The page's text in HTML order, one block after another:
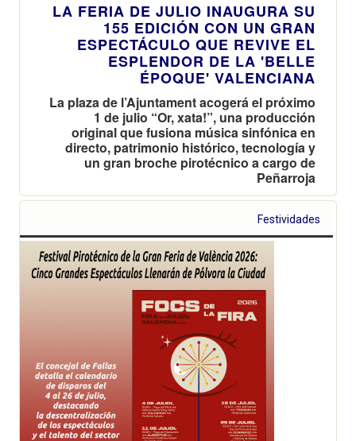
LA FERIA DE JULIO INAUGURA SU
155 EDICIÓN CON UN GRAN
ESPECTÁCULO QUE REVIVE EL
ESPLENDOR DE LA 'BELLE
ÉPOQUE' VALENCIANA
La plaza de l’Ajuntament acogerá el próximo
1 de julio “Or, xata!”, una producción
original que fusiona música sinfónica en
directo, patrimonio histórico, tecnología y
un gran broche pirotécnico a cargo de
Peñarroja
Festividades